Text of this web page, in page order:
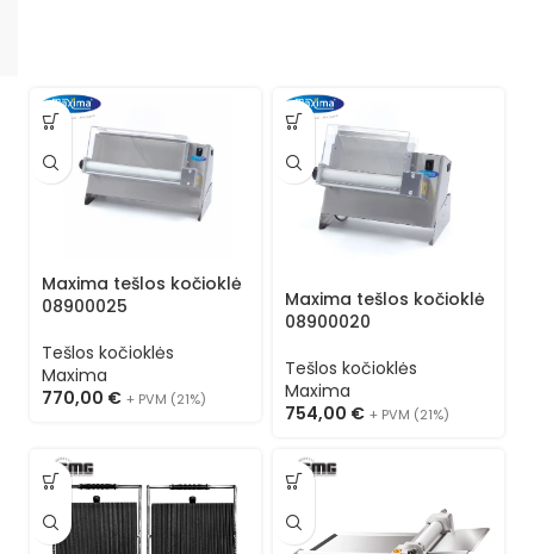
Maxima tešlos kočioklė
08900025
Tešlos kočioklės
Maxima
770,00 € + PVM (21%)
Maxima tešlos kočioklė
08900020
Tešlos kočioklės
Maxima
754,00 € + PVM (21%)